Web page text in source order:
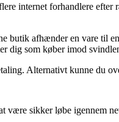
internet forhandlere
butik afhænder en vare til
dig som køber imod
Alternativt kunne du
være sikker løbe igennem